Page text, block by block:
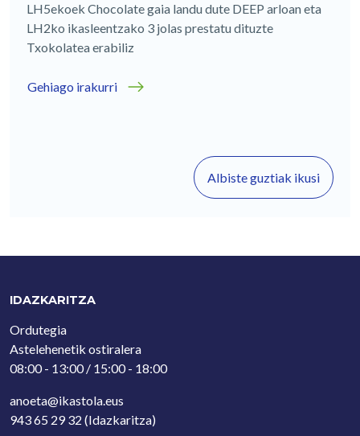
LH5ekoek Chocolate gaia landu dute DEEP arloan eta
LH2ko ikasleentzako 3 jolas prestatu dituzte
Txokolatea erabiliz
Gehiago irakurri
Albiste guztiak ikusi
IDAZKARITZA
Ordutegia
Astelehenetik ostiralera
08:00 - 13:00 / 15:00 - 18:00
anoeta@ikastola.eus
943 65 29 32 (Idazkaritza)